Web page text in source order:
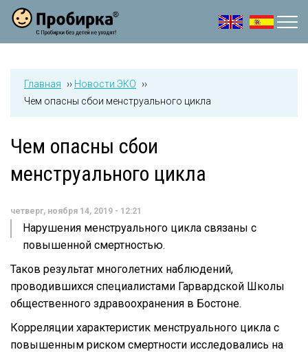
Jump to navigation
Главная ›› Новости ЭКО
››
Чем опасны сбои менструального цикла
Чем опасны сбои
менструального цикла
четверг, ноября 14, 2019 - 12:21
Нарушения менструального цикла связаны с
повышенной смертностью.
Таков результат многолетних наблюдений,
проводившихся специалистами Гарвардской Школы
общественного здравоохранения в Бостоне.
Корреляции характеристик менструального цикла с
повышенным риском смертности исследовались на